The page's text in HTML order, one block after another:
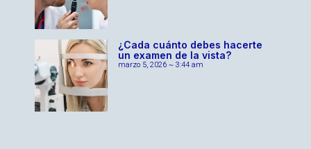
¿Cada cuánto debes hacerte
un examen de la vista?
marzo 5, 2026 3:44 am